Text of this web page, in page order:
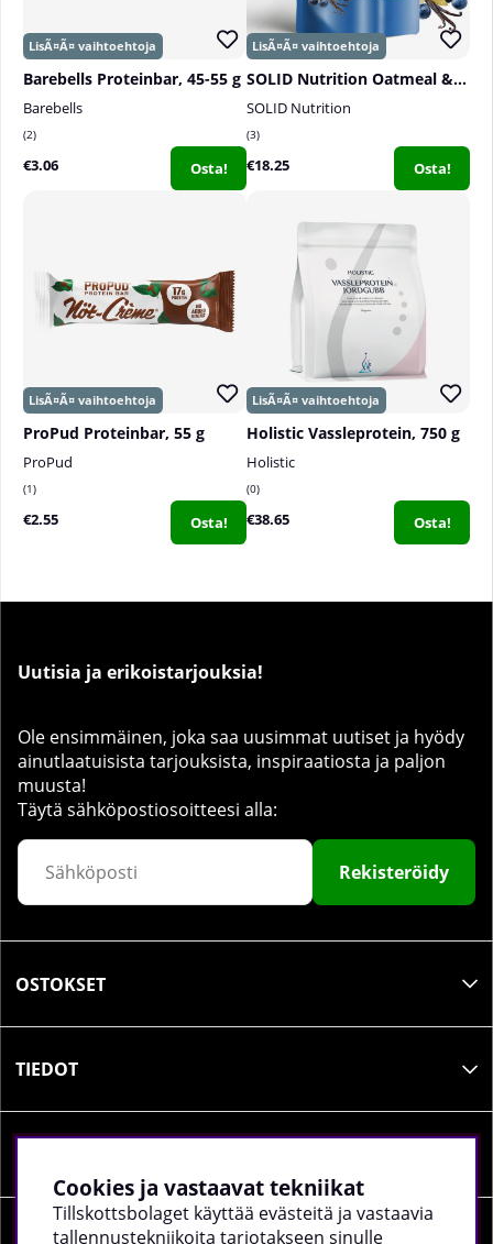
Barebells Proteinbar, 45-55 g
Barebells
2
€3.06 Osta!
SOLID Nutrition Oatmeal & Protein Mix, 750 g
SOLID Nutrition
3
€18.25 Osta!
ProPud Proteinbar, 55 g
ProPud
1
€2.55 Osta!
Holistic Vassleprotein, 750 g
Holistic
0
€38.65 Osta!
Uutisia ja erikoistarjouksia!
Ole ensimmäinen, joka saa uusimmat uutiset ja hyödy
ainutlaatuisista tarjouksista, inspiraatiosta ja paljon
muusta!
Täytä sähköpostiosoitteesi alla:
Rekisteröidy
OSTOKSET
TIEDOT
Cookies ja vastaavat tekniikat
Tillskottsbolaget käyttää evästeitä ja vastaavia
tallennustekniikoita tarjotakseen sinulle